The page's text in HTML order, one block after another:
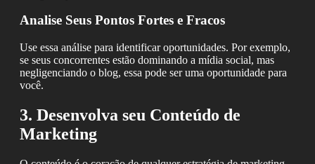
Analise Seus Pontos Fortes e Fracos
Use essa análise para identificar oportunidades. Por exemplo,
se seus concorrentes estão dominando a mídia social, mas
negligenciando o blog, essa pode ser uma oportunidade para
você.
3. Desenvolva seu Conteúdo de
Marketing